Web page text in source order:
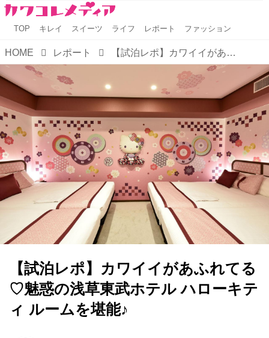
TOP キレイ スイーツ ライフ レポート ファッション
HOME レポート 【試泊レポ】カワイイがあふれてる♡魅惑の浅草東武ホテル ハローキティ ルームを堪能♪
【試泊レポ】カワイイがあふれてる
♡魅惑の浅草東武ホテル ハローキテ
ィ ルームを堪能♪